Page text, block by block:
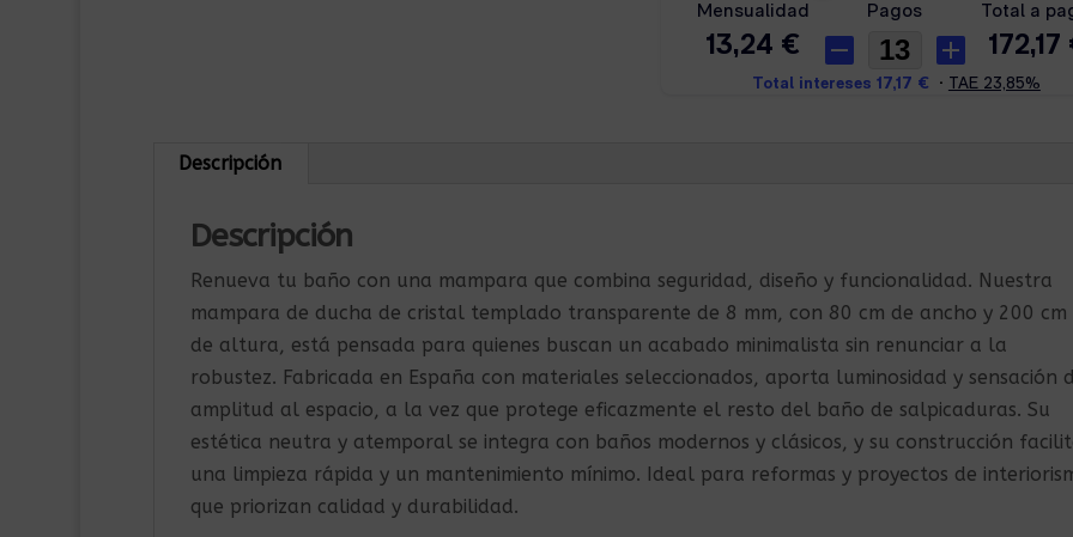
Descripción
Descripción
Renueva tu baño con una mampara que combina seguridad, diseño y funcionalidad. Nuestra
mampara de ducha de cristal templado transparente de 8 mm, con 80 cm de ancho y 200 cm
de altura, está pensada para quienes buscan un acabado minimalista sin renunciar a la
robustez. Fabricada en España con materiales seleccionados, aporta luminosidad y sensación
amplitud al espacio, a la vez que protege eficazmente el resto del baño de salpicaduras. Su
estética neutra y atemporal se integra con baños modernos y clásicos, y su construcción
una limpieza rápida y un mantenimiento mínimo. Ideal para reformas y proyectos de
que priorizan calidad y durabilidad.